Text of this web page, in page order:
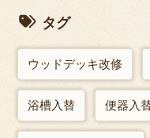
タグ
ウッドデッキ改修
浴槽入替 便器入